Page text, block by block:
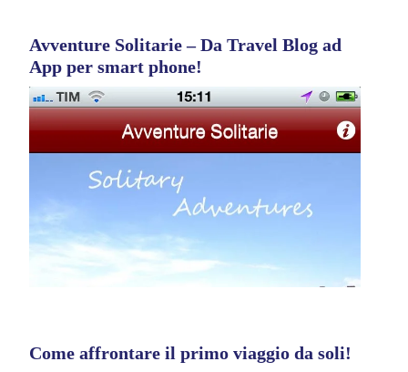
Avventure Solitarie – Da Travel Blog ad
App per smart phone!
Come affrontare il primo viaggio da soli!